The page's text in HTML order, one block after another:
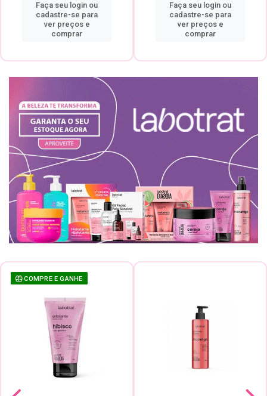
Faça seu login ou
cadastre-se para
ver preços e
comprar
Faça seu login ou
cadastre-se para
ver preços e
comprar
COMPRE E GANHE